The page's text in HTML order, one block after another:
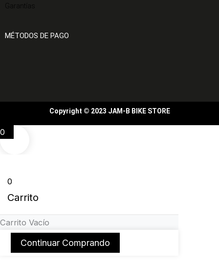
Garantías
MÉTODOS DE PAGO
Copyright © 2023 JAM-B BIKE STORE
0
0
Carrito
Carrito Vacío
Continuar Comprando